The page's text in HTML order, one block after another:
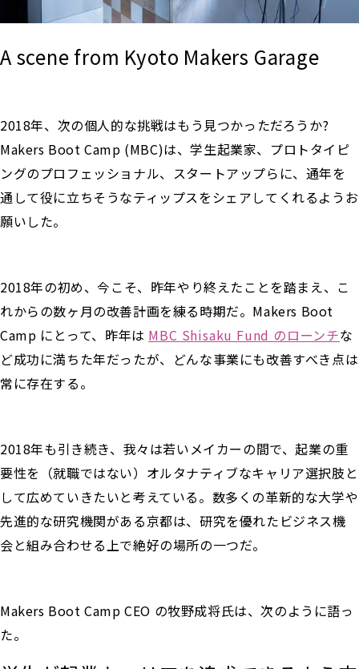
A scene from Kyoto Makers Garage
2018年、次の個人的な挑戦はもう見つかっただろうか?
Makers Boot Camp (MBC)は、学生起業家、プロトタイピ
ングのプロフェッショナル、スタートアップらに、通年を
通して役に立ちそうなティップスをシェアしてくれるようお
願いした。
2018年の初め、今こそ、昨年やり終えたことを踏まえ、こ
れからの数ヶ月の改善計画を練る時期だ。Makers Boot
Camp にとって、昨年は MBC Shisaku Fund のローンチな
ど成功に満ちた年だったが、どんな事業にも改善すべき点は
常に存在する。
2018年も引き続き、我々は若いメイカーの間で、起業の重
要性を（就職ではない）オルタナティブなキャリア選択肢と
して広めていきたいと考えている。数多くの革新的な大学や
先進的な研究機関がある京都は、研究を優れたビジネス機
会と組み合わせる上で絶好の場所の一つだ。
Makers Boot Camp CEO の牧野成将氏は、次のように語っ
た。